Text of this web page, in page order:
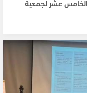
الخامس عشر لجمعية